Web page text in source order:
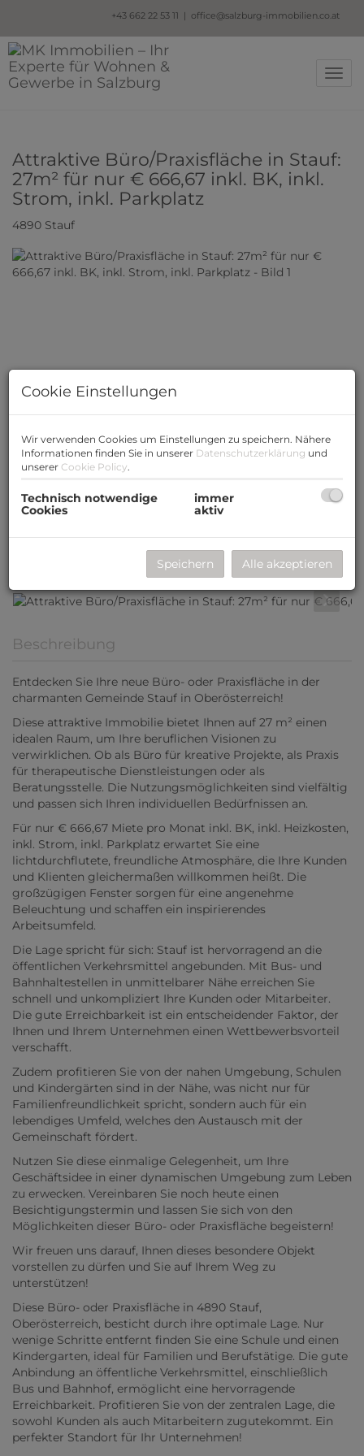
+43 662 22 53 11 | office@salzburg-immobilien.co.at
Attraktive Büro/Praxisfläche in Stauf:
27m² für nur € 666,67 inkl. BK, inkl.
Strom, inkl. Parkplatz
4890 Stauf
Beschreibung
Entdecken Sie Ihre neue Büro- oder Praxisfläche in der
charmanten Gemeinde Stauf in Oberösterreich!
Diese attraktive Immobilie bietet Ihnen auf 27 m² einen
idealen Raum, um Ihre beruflichen Visionen zu
verwirklichen. Ob als Büro für kreative Projekte, als Praxis
für therapeutische Dienstleistungen oder als
Beratungsstelle. Die Nutzungsmöglichkeiten sind vielfältig
und passen sich Ihren individuellen Bedürfnissen an.
Für nur € 666,67 Miete pro Monat inkl. BK, inkl. Heizkosten,
inkl. Strom, inkl. Parkplatz erwartet Sie eine
lichtdurchflutete, freundliche Atmosphäre, die Ihre Kunden
und Klienten gleichermaßen willkommen heißt. Die
großzügigen Fenster sorgen für eine angenehme
Beleuchtung und schaffen ein inspirierendes
Arbeitsumfeld.
Die Lage spricht für sich: Stauf ist hervorragend an die
öffentlichen Verkehrsmittel angebunden. Mit Bus- und
Bahnhaltestellen in unmittelbarer Nähe erreichen Sie
schnell und unkompliziert Ihre Kunden oder Mitarbeiter.
Die gute Erreichbarkeit ist ein entscheidender Faktor, der
Ihnen und Ihrem Unternehmen einen Wettbewerbsvorteil
verschafft.
Zudem profitieren Sie von der nahen Umgebung, Schulen
und Kindergärten sind in der Nähe, was nicht nur für
Familienfreundlichkeit spricht, sondern auch für ein
lebendiges Umfeld, welches den Austausch mit der
Gemeinschaft fördert.
Nutzen Sie diese einmalige Gelegenheit, um Ihre
Geschäftsidee in einer dynamischen Umgebung zum Leben
zu erwecken. Vereinbaren Sie noch heute einen
Besichtigungstermin und lassen Sie sich von den
Möglichkeiten dieser Büro- oder Praxisfläche begeistern!
Wir freuen uns darauf, Ihnen dieses besondere Objekt
vorstellen zu dürfen und Sie auf Ihrem Weg zu
unterstützen!
Diese Büro- oder Praxisfläche in 4890 Stauf,
Oberösterreich, besticht durch ihre optimale Lage. Nur
wenige Schritte entfernt finden Sie eine Schule und einen
Kindergarten, ideal für Familien und Berufstätige. Die gute
Anbindung an öffentliche Verkehrsmittel, einschließlich
Bus und Bahnhof, ermöglicht eine hervorragende
Erreichbarkeit. Profitieren Sie von der zentralen Lage, die
sowohl Kunden als auch Mitarbeitern zugutekommt. Ein
perfekter Standort für Ihr Unternehmen!
Cookie Einstellungen
Wir verwenden Cookies um Einstellungen zu speichern. Nähere
Informationen finden Sie in unserer Datenschutzerklärung und
unserer Cookie Policy.
Technisch notwendige
Cookies
immer
aktiv
Speichern Alle akzeptieren